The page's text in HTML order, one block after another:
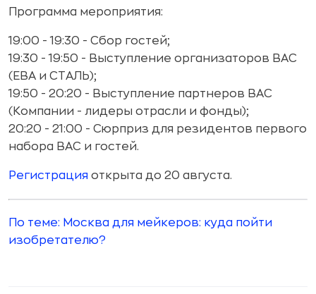
Программа мероприятия:
19:00 - 19:30 - Сбор гостей;
19:30 - 19:50 - Выступление организаторов ВАС
(ЕВА и СТАЛЬ);
19:50 - 20:20 - Выступление партнеров ВАС
(Компании - лидеры отрасли и фонды);
20:20 - 21:00 - Сюрприз для резидентов первого
набора ВАС и гостей.
Регистрация открыта до 20 августа.
По теме: Москва для мейкеров: куда пойти
изобретателю?